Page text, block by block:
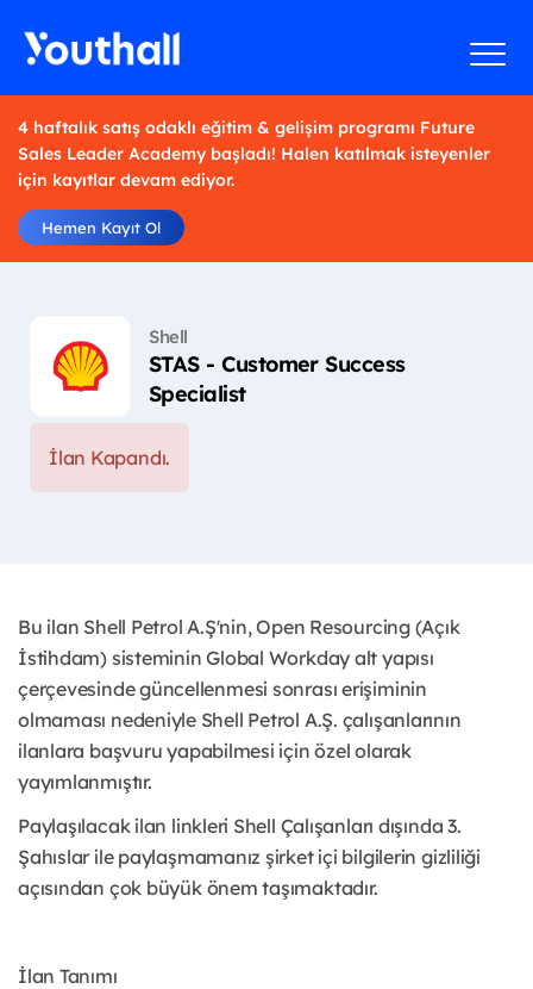
4 haftalık satış odaklı eğitim & gelişim programı Future
Sales Leader Academy başladı! Halen katılmak isteyenler
için kayıtlar devam ediyor.
Hemen Kayıt Ol
Shell
STAS - Customer Success
Specialist
İlan Kapandı.
Bu ilan Shell Petrol A.Ş'nin, Open Resourcing (Açık
İstihdam) sisteminin Global Workday alt yapısı
çerçevesinde güncellenmesi sonrası erişiminin
olmaması nedeniyle Shell Petrol A.Ş. çalışanlarının
ilanlara başvuru yapabilmesi için özel olarak
yayımlanmıştır. ​
Paylaşılacak ilan linkleri Shell Çalışanları dışında 3.
Şahıslar ile paylaşmamanız şirket içi bilgilerin gizliliği
açısından çok büyük önem taşımaktadır.
İlan Tanımı